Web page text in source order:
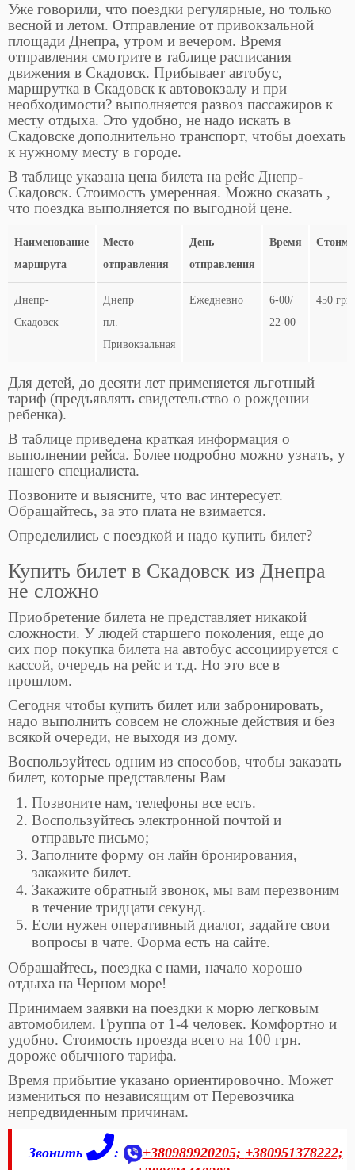
Уже говорили, что поездки регулярные, но только
весной и летом. Отправление от привокзальной
площади Днепра, утром и вечером. Время
отправления смотрите в таблице расписания
движения в Скадовск. Прибывает автобус,
маршрутка в Скадовск к автовокзалу и при
необходимости? выполняется развоз пассажиров к
месту отдыха. Это удобно, не надо искать в
Скадовске дополнительно транспорт, чтобы доехать
к нужному месту в городе.
В таблице указана цена билета на рейс Днепр-
Скадовск. Стоимость умеренная. Можно сказать ,
что поездка выполняется по выгодной цене.
Наименование
маршрута
Место
отправления
День
отправления
Время
Наименование
маршрута
Место
День
Время
Днепр-
Скадовск
Днепр
пл.
Привокзальная
Ежедневно
6-00/
22-00
450 грн
Для детей, до десяти лет применяется льготный
тариф (предъявлять свидетельство о рождении
ребенка).
В таблице приведена краткая информация о
выполнении рейса. Более подробно можно узнать, у
нашего специалиста.
Позвоните и выясните, что вас интересует.
Обращайтесь, за это плата не взимается.
Определились с поездкой и надо купить билет?
Купить билет в Скадовск из Днепра
не сложно
Приобретение билета не представляет никакой
сложности. У людей старшего поколения, еще до
сих пор покупка билета на автобус ассоциируется с
кассой, очередь на рейс и т.д. Но это все в
прошлом.
Сегодня чтобы купить билет или забронировать,
надо выполнить совсем не сложные действия и без
всякой очереди, не выходя из дому.
Воспользуйтесь одним из способов, чтобы заказать
билет, которые представлены Вам
Позвоните нам, телефоны все есть.
Воспользуйтесь электронной почтой и
отправьте письмо;
Заполните форму он лайн бронирования,
закажите билет.
Закажите обратный звонок, мы вам перезвоним
в течение тридцати секунд.
Если нужен оперативный диалог, задайте свои
вопросы в чате. Форма есть на сайте.
Обращайтесь, поездка с нами, начало хорошо
отдыха на Черном море!
Принимаем заявки на поездки к морю легковым
автомобилем. Группа от 1-4 человек. Комфортно и
удобно. Стоимость проезда всего на 100 грн.
дороже обычного тарифа.
Время прибытие указано ориентировочно. Может
измениться по независящим от Перевозчика
непредвиденным причинам.
Звонить : +380989920205; +380951378222;